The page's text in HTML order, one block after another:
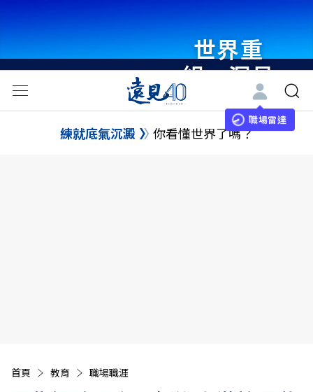
世界重
組・洞見
未來 與
世界領袖
職場雷達
練就底氣沉澱 你看懂世界了嗎？
首頁 教育 職場職涯